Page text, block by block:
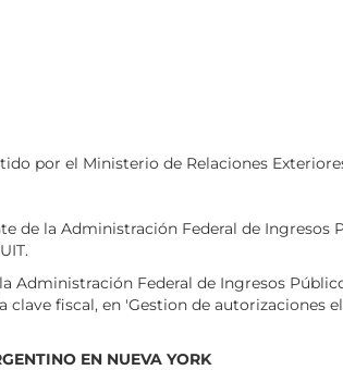
por el Ministerio de Relaciones
de la Administración Federal de Ingresos
Administración Federal de Ingresos
fiscal, en 'Gestion de autorizaciones
EN NUEVA YORK